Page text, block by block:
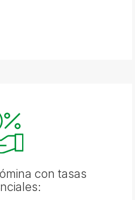
con tasas